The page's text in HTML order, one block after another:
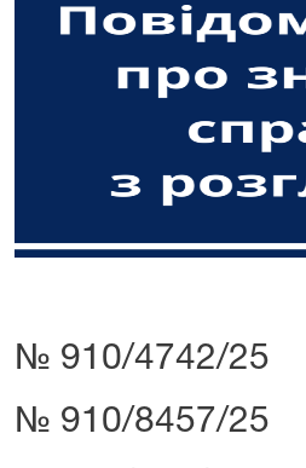
№ 910/4742/25
№ 910/8457/25